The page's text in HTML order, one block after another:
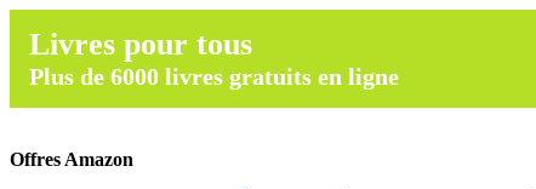
Livres pour tous
Plus de 6000 livres gratuits en ligne
Offres Amazon